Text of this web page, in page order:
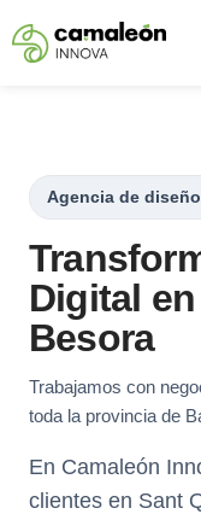
Saltar
Agencia de
Digital
Besora
Trabajamos con
toda la provincia de
En Camaleón
clientes en Sant